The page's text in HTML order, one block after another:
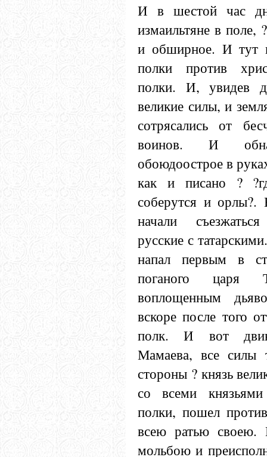
И в шестой час
измаильтяне в поле,
и обширное. И тут
полки против
полки. И, увидев
великие силы, и
сотрясались от
воинов. И
обоюдоострое в
как и писано ?
соберутся и
начали
русские с
напал первым в
поганого царя
воплощенным
вскоре после того
полк. И вот
Мамаева, все силы
стороны ? князь
со всеми князьями
полки, пошел
всею ратью своею.
мольбою и